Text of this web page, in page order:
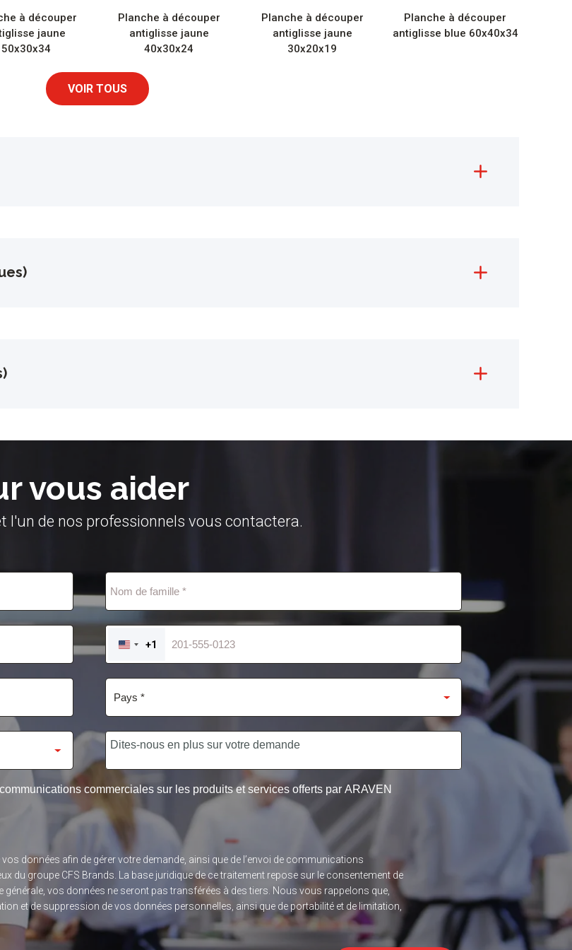
à découper
jaune
50x30x34
Planche à découper
antiglisse jaune
40x30x24
Planche à découper
antiglisse jaune
30x20x19
Planche à découper
antiglisse blue 60x40x34
VOIR TOUS
vous aider
l'un de nos professionnels vous contactera.
UNITED
STATES
+1
+1
commerciales sur les produits et services offerts par ARAVEN
données afin de gérer votre demande, ainsi que de l’envoi de communications
du groupe CFS Brands. La base juridique de ce traitement repose sur le consentement de
générale, vos données ne seront pas transférées à des tiers. Nous vous rappelons que,
et de suppression de vos données personnelles, ainsi que de portabilité et de limitation,